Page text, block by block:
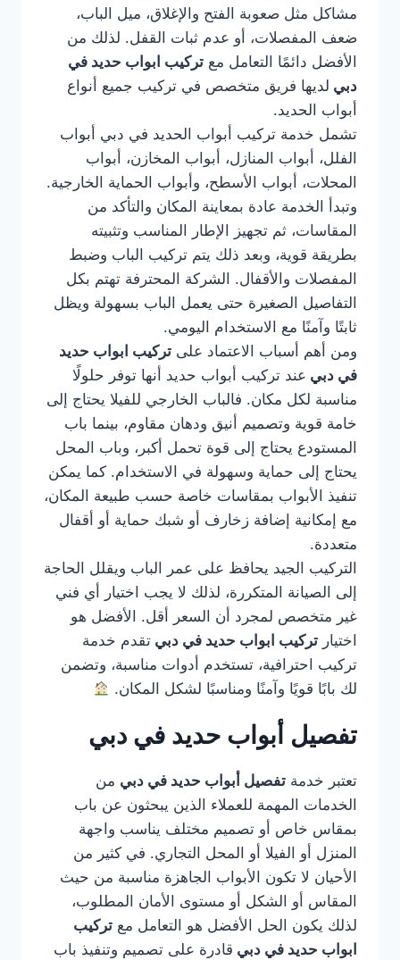
مشاكل مثل صعوبة الفتح والإغلاق، ميل الباب،
ضعف المفصلات، أو عدم ثبات القفل. لذلك من
الأفضل دائمًا التعامل مع تركيب ابواب حديد في
دبي لديها فريق متخصص في تركيب جميع أنواع
أبواب الحديد.
تشمل خدمة تركيب أبواب الحديد في دبي أبواب
الفلل، أبواب المنازل، أبواب المخازن، أبواب
المحلات، أبواب الأسطح، وأبواب الحماية الخارجية.
وتبدأ الخدمة عادة بمعاينة المكان والتأكد من
المقاسات، ثم تجهيز الإطار المناسب وتثبيته
بطريقة قوية، وبعد ذلك يتم تركيب الباب وضبط
المفصلات والأقفال. الشركة المحترفة تهتم بكل
التفاصيل الصغيرة حتى يعمل الباب بسهولة ويظل
ثابتًا وآمنًا مع الاستخدام اليومي.
ومن أهم أسباب الاعتماد على تركيب ابواب حديد
في دبي عند تركيب أبواب حديد أنها توفر حلولًا
مناسبة لكل مكان. فالباب الخارجي للفيلا يحتاج إلى
خامة قوية وتصميم أنيق ودهان مقاوم، بينما باب
المستودع يحتاج إلى قوة تحمل أكبر، وباب المحل
يحتاج إلى حماية وسهولة في الاستخدام. كما يمكن
تنفيذ الأبواب بمقاسات خاصة حسب طبيعة المكان،
مع إمكانية إضافة زخارف أو شبك حماية أو أقفال
متعددة.
التركيب الجيد يحافظ على عمر الباب ويقلل الحاجة
إلى الصيانة المتكررة، لذلك لا يجب اختيار أي فني
غير متخصص لمجرد أن السعر أقل. الأفضل هو
اختيار تركيب ابواب حديد في دبي تقدم خدمة
تركيب احترافية، تستخدم أدوات مناسبة، وتضمن
لك بابًا قويًا وآمنًا ومناسبًا لشكل المكان.
تفصيل أبواب حديد في دبي
تعتبر خدمة تفصيل أبواب حديد في دبي من
الخدمات المهمة للعملاء الذين يبحثون عن باب
بمقاس خاص أو تصميم مختلف يناسب واجهة
المنزل أو الفيلا أو المحل التجاري. في كثير من
الأحيان لا تكون الأبواب الجاهزة مناسبة من حيث
المقاس أو الشكل أو مستوى الأمان المطلوب،
لذلك يكون الحل الأفضل هو التعامل مع تركيب
ابواب حديد في دبي قادرة على تصميم وتنفيذ باب